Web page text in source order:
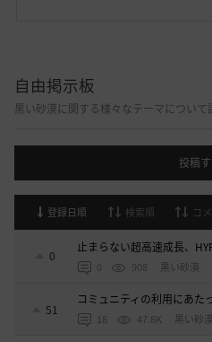
自由掲示板
黒い砂漠に関する様々なテーマについて
投稿
登録日順 検索順 コ
0
止まらない超高速成長、
0 908 黒い砂漠
51
コミュニティの利用にあた
18 47.8K 黒い砂漠